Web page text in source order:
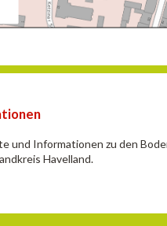
und Informationen zu den
Havelland.